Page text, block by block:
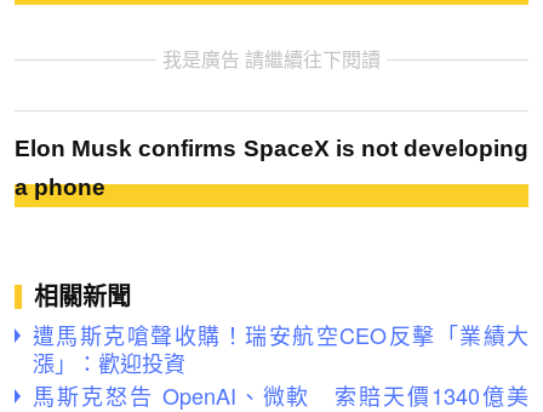
我是廣告 請繼續往下閱讀
Elon Musk confirms SpaceX is not developing
a phone
相關新聞
遭馬斯克嗆聲收購！瑞安航空CEO反擊「業績大
漲」：歡迎投資
馬斯克怒告 OpenAI、微軟 索賠天價1340億美